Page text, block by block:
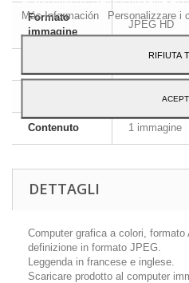
Formato
immagine
JPEG HD
Inglese e
Contenuto 1 immagine
DETTAGLI
Computer grafica a colori,
definizione in formato JPEG.
Leggenda in francese e inglese.
Scaricare prodotto al computer
Más Información
Personalizzare i
RIFIUTA